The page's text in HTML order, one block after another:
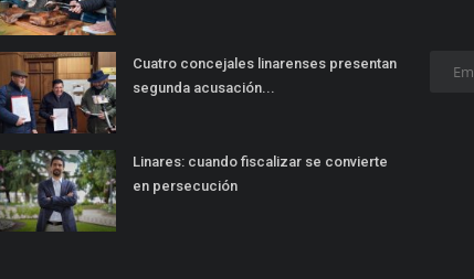
Cuatro concejales linarenses presentan
segunda acusación...
Linares: cuando fiscalizar se convierte
en persecución